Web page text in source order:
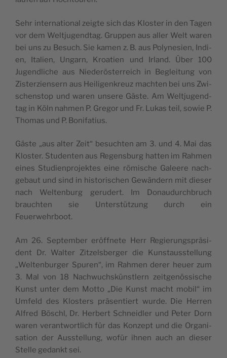
Sehr inter­na­tio­nal zeig­te sich das Klos­ter in den Tagen
vor dem Welt­ju­gend­tag. Grup­pen aus aller Welt waren
bei uns zu Besuch. Sie kamen z. B. aus Poly­ne­si­en, Indi­
en, Ita­li­en, Ungarn, Kroa­ti­en und Irland. Über 100
Jugend­li­che aus Nie­der­ös­ter­reich in Beglei­tung von
Zis­ter­zi­en­sern aus Hei­li­gen­kreuz mach­ten bei uns Zwi­
schen­stop und waren unse­re Gäs­te. Am Welt­ju­gend­
tag in Köln nah­men P. Gre­gor und Fr. Lukas teil, sowie P.
Tho­mas und P. Bonifatius.
Gäs­te „aus alter Zeit“ besuch­ten am 3. und 4. Mai das
Klos­ter. Stu­den­ten aus Regens­burg hat­ten im Rah­men
eines Stu­di­en­pro­jek­tes eine römi­sche Galee­re nach­
ge­baut und sind in his­to­ri­schen Gewän­dern mit die­ser
nach Wel­ten­burg geru­dert. Im Donau­durch­bruch
brauch­ten sie Unter­stüt­zung durch ein
Feuerwehrboot.
Am 26. Sep­tem­ber eröff­ne­te Herr Regie­rungs­prä­si­
dent Dr. Wal­ter Zit­zels­ber­ger die Kunst­aus­stel­lung
„Wel­ten­bur­ger Spu­ren“, im Rah­men derer heu­er zum
3. Mal von 18 Nach­wuchs­künst­lern zeit­ge­nös­si­sche
Kunst unter dem Mot­to „Die Kunst macht mobil“ im
Umfeld des Klos­ters prä­sen­tiert wur­de. Die Her­ren
Alfred Böschl, Dr. Her­bert Schneid­ler und Peter Dorn
waren ver­ant­wort­lich für das Kon­zept und die Orga­ni­
sa­ti­on der Aus­stel­lung, wofür ihnen auch an die­ser
Stel­le gedankt sei.